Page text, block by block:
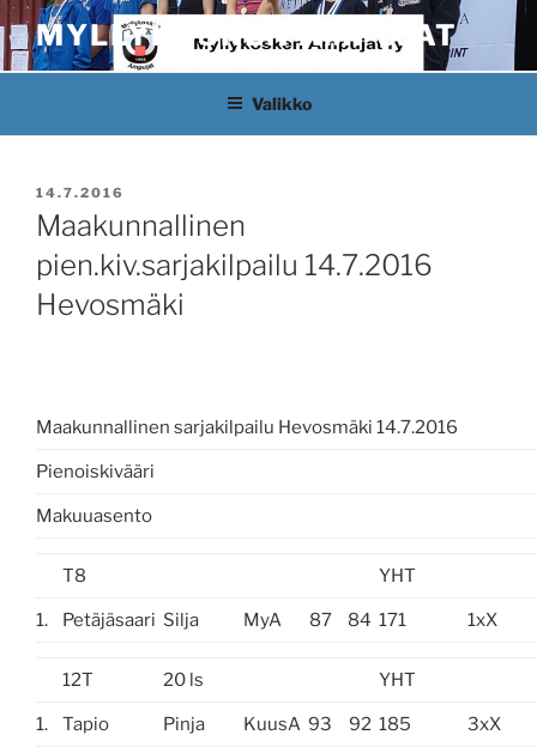
Siirry
sisältöönMYLLYKOSKEN AMPUJAT
Valikko
JULKAISTU
14.7.2016
Maakunnallinen
pien.kiv.sarjakilpailu 14.7.2016
Hevosmäki
Maakunnallinen sarjakilpailu Hevosmäki 14.7.2016
Pienoiskivääri
Makuuasento
T8 YHT
1. Petäjäsaari Silja MyA 87 84 171 1xX
12T 20 ls YHT
1. Tapio Pinja KuusA 93 92 185 3xX